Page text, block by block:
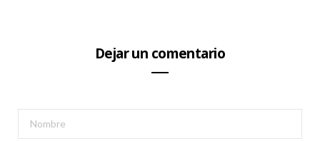
Dejar un comentario